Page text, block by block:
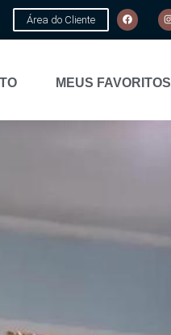
Área do Cliente
MEUS FAVORITOS